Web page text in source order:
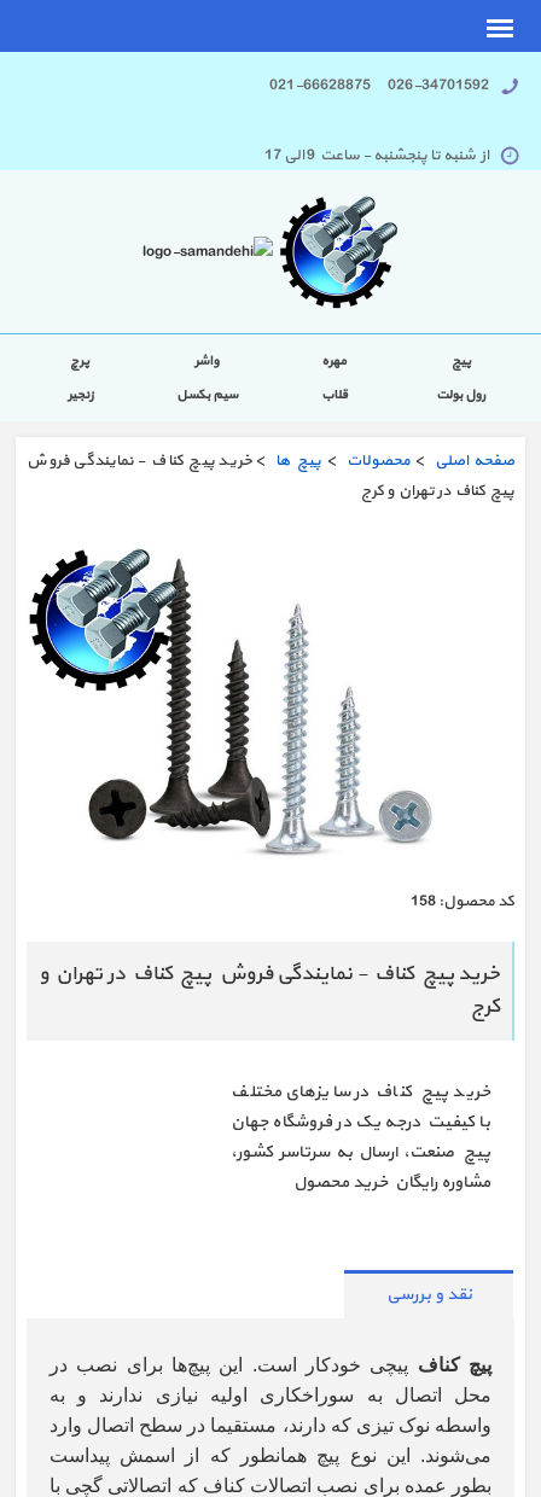
026-34701592 021-66628875
از شنبه تا پنجشنبه - ساعت 9 الی 17
پیچ مهره واشر
پرچ
رول بولت
قلاب سیم بکسل زنجیر
صفحه اصلی >محصولات >پیچ ها > خرید پیچ کناف - نمایندگی فروش
پیچ کناف در تهران و کرج
كد محصول: 158
خرید پیچ کناف - نمایندگی فروش پیچ کناف در تهران و
کرج
خرید پیچ کناف در سایزهای مختلف
با کیفیت درجه یک در فروشگاه جهان
پیچ صنعت، ارسال به سرتاسر کشور،
مشاوره رایگان خرید محصول
نقد و بررسی
پیچ کناف پیچی خودکار است. این پیچ‌ها برای نصب در
محل اتصال به سوراخکاری اولیه نیازی ندارند و به
واسطه نوک تیزی که دارند، مستقیما در سطح اتصال وارد
می‌شوند. این نوع پیچ همانطور که از اسمش پیداست
بطور عمده برای نصب اتصالات کناف که اتصالاتی گچی با